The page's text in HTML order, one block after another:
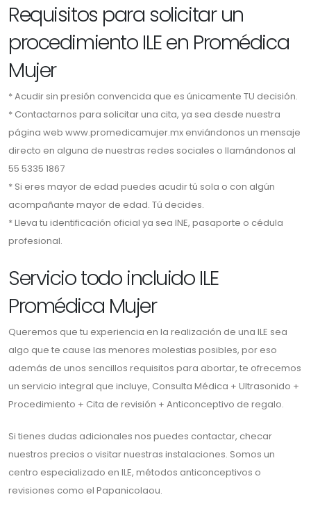
Requisitos para solicitar un
procedimiento ILE en Promédica
Mujer
* Acudir sin presión convencida que es únicamente TU decisión.
* Contactarnos para solicitar una cita, ya sea desde nuestra
página web www.promedicamujer.mx enviándonos un mensaje
directo en alguna de nuestras redes sociales o llamándonos al
55 5335 1867
* Si eres mayor de edad puedes acudir tú sola o con algún
acompañante mayor de edad. Tú decides.
* Lleva tu identificación oficial ya sea INE, pasaporte o cédula
profesional.
Servicio todo incluido ILE
Promédica Mujer
Queremos que tu experiencia en la realización de una ILE sea
algo que te cause las menores molestias posibles, por eso
además de unos sencillos requisitos para abortar, te ofrecemos
un servicio integral que incluye, Consulta Médica + Ultrasonido +
Procedimiento + Cita de revisión + Anticonceptivo de regalo.
Si tienes dudas adicionales nos puedes contactar, checar
nuestros precios o visitar nuestras instalaciones. Somos un
centro especializado en ILE, métodos anticonceptivos o
revisiones como el Papanicolaou.